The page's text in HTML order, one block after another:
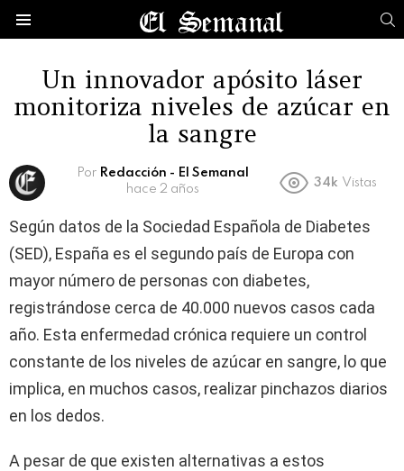
Un innovador apósito láser
monitoriza niveles de azúcar en
la sangre
Por Redacción - El Semanal
hace 2 años
34k Vistas
Según datos de la Sociedad Española de Diabetes
(SED), España es el segundo país de Europa con
mayor número de personas con diabetes,
registrándose cerca de 40.000 nuevos casos cada
año. Esta enfermedad crónica requiere un control
constante de los niveles de azúcar en sangre, lo que
implica, en muchos casos, realizar pinchazos diarios
en los dedos.
A pesar de que existen alternativas a estos